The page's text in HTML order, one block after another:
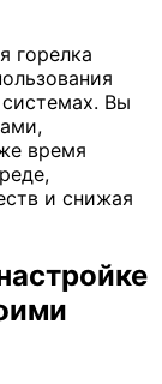
горелка
Вы
время
и снижая